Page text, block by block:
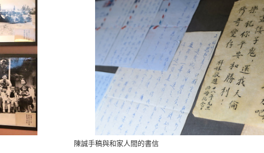
陳誠手稿與和家人間的書信